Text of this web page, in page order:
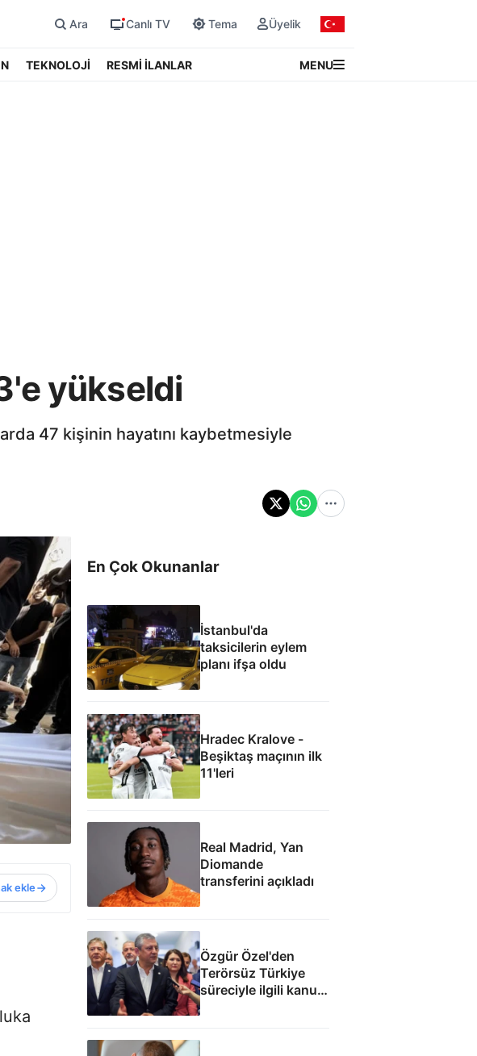
Ara Canlı TV Tema Üyelik
TEKNOLOJİ RESMİ İLANLAR MENU
yükseldi
47 kişinin hayatını kaybetmesiyle
ekle
En Çok Okunanlar
İstanbul'da
taksicilerin eylem
planı ifşa oldu
Hradec Kralove -
Beşiktaş maçının ilk
11'leri
Real Madrid, Yan
Diomande
transferini açıkladı
Özgür Özel'den
Terörsüz Türkiye
süreciyle ilgili kanun
teklifine: İmza atma